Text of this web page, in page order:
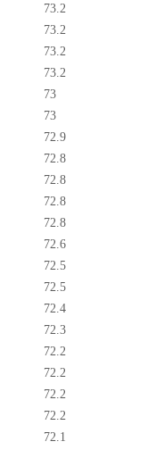
73.2
73.2
73.2
73.2
73
73
72.9
72.8
72.8
72.8
72.8
72.6
72.5
72.5
72.4
72.3
72.2
72.2
72.2
72.2
72.1